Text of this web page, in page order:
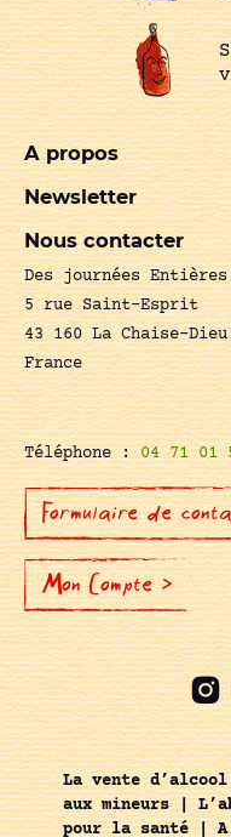
A propos
Newsletter
Nous contacter
Des journées
5 rue Saint-Esprit
43 160 La Chaise-Dieu
France
Téléphone :04 71 01
Formulaire de
Mon Compte >
La vente
aux mineurs |
pour la santé | A